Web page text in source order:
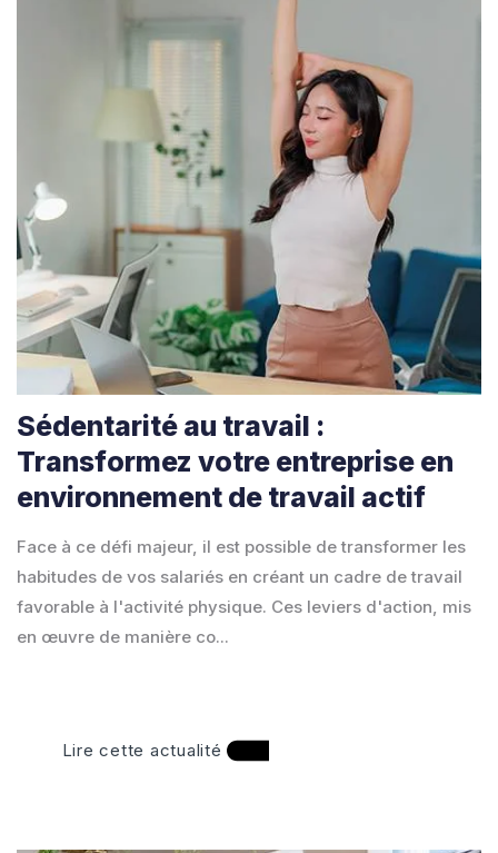
Sédentarité au travail :
Transformez votre entreprise en
environnement de travail actif
Face à ce défi majeur, il est possible de transformer les
habitudes de vos salariés en créant un cadre de travail
favorable à l'activité physique. Ces leviers d'action, mis
en œuvre de manière co...
Lire cette actualité